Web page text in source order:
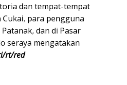
dan tempat-tempat
para pengguna
dan di Pasar
seraya mengatakan
rt/red